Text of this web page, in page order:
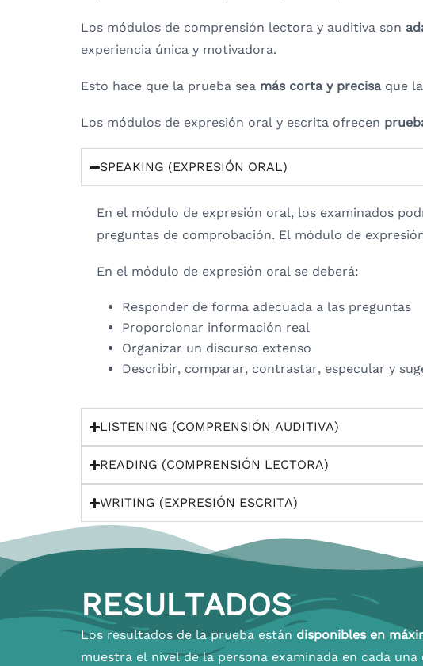
Los módulos de comprensión lectora y auditiva son
experiencia única y motivadora.
Esto hace que la prueba sea más corta y precisaque
Los módulos de expresión oral y escrita ofrecen
SPEAKING (EXPRESIÓN ORAL)
En el módulo de expresión oral, los examinados
preguntas de comprobación. El módulo de
En el módulo de expresión oral se deberá:
Responder de forma adecuada a las preguntas
Proporcionar información real
Organizar un discurso extenso
Describir, comparar, contrastar, especular y
LISTENING (COMPRENSIÓN AUDITIVA)
READING (COMPRENSIÓN LECTORA)
WRITING (EXPRESIÓN ESCRITA)
RESULTADOS
Los resultados de la prueba están disponibles en
muestra el nivel de la persona examinada en cada